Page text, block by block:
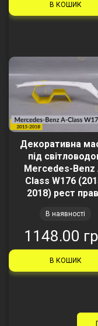
В КОШИК
Декоративна
під
Mercedes-Benz
Class W176
2018) рест
В наявності
1148.00
В КОШИК